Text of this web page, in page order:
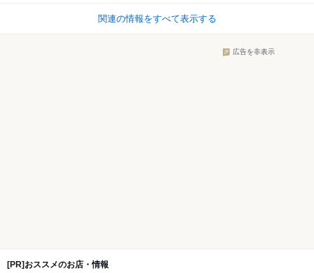
関連の情報をすべて表示する
広告を非表示
[PR]おススメのお店・情報